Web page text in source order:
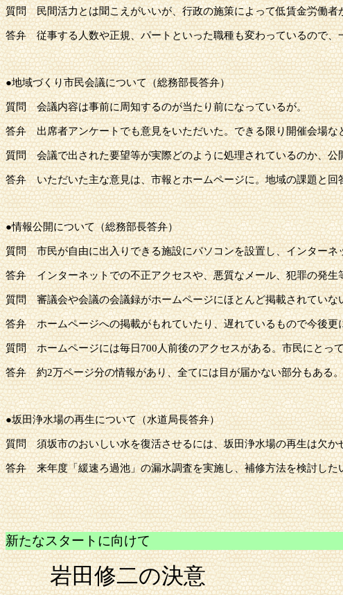
質問民間活力とは聞こえがいいが、行政の施策によって低賃金労働者
答弁従事する人数や正規、パートといった職種も変わっているので、
●地域づくり市民会議について（総務部長答弁）
質問会議内容は事前に周知するのが当たり前になっているが。
答弁出席者アンケートでも意見をいただいた。できる限り開催会場な
質問会議で出された要望等が実際どのように処理されているのか、公
答弁いただいた主な意見は、市報とホームページに。地域の課題と回
●情報公開について（総務部長答弁）
質問市民が自由に出入りできる施設にパソコンを設置し、インターネ
答弁インターネットでの不正アクセスや、悪質なメール、犯罪の発生
質問審議会や会議の会議録がホームページにほとんど掲載されていな
答弁ホームページへの掲載がもれていたり、遅れているもので今後更
質問ホームページには毎日700人前後のアクセスがある。市民にとっ
答弁約2万ページ分の情報があり、全てには目が届かない部分もある
●坂田浄水場の再生について（水道局長答弁）
質問 須坂市のおいしい水を復活させるには、坂田浄水場の再生は欠
答弁来年度「緩速ろ過池」の漏水調査を実施し、補修方法を検討した
新たなスタートに向けて
岩田修二の決意